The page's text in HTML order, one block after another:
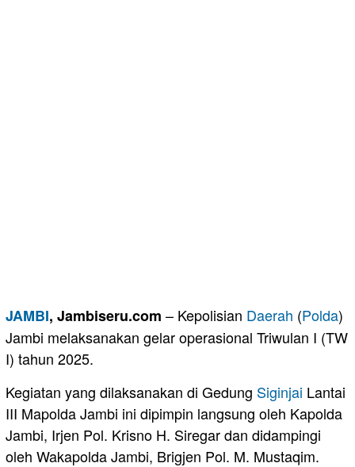
JAMBI, Jambiseru.com – Kepolisian Daerah (Polda)
Jambi melaksanakan gelar operasional Triwulan I (TW
I) tahun 2025.
Kegiatan yang dilaksanakan di Gedung Siginjai Lantai
III Mapolda Jambi ini dipimpin langsung oleh Kapolda
Jambi, Irjen Pol. Krisno H. Siregar dan didampingi
oleh Wakapolda Jambi, Brigjen Pol. M. Mustaqim.